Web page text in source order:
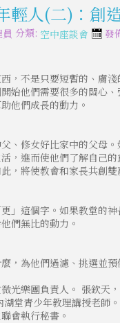
輕人(二)：創
分類: 空中座談會 發
，不是只要短暫的、膚
始他們需要很多的關心
他們成長的動力。
、修女好比家中的父母
，進而使他們了解自己
，將使教會和家長共創雙
」這個字。如果教堂的
們無比的動力。
，為他們過濾、挑選並
光樂團負責人。 張欽天
堂青少年教理講授老師
會執行秘書。